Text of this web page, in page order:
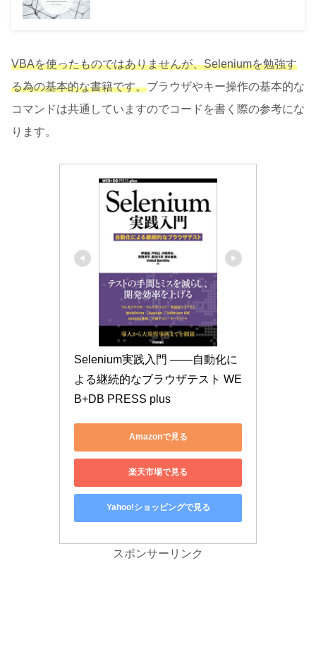
VBAを使ったものではありませんが、Seleniumを勉強す
る為の基本的な書籍です。ブラウザやキー操作の基本的な
コマンドは共通していますのでコードを書く際の参考にな
ります。
Selenium実践入門 ――自動化に
よる継続的なブラウザテスト WE
B+DB PRESS plus
Amazonで見る
楽天市場で見る
Yahoo!ショッピングで見る
スポンサーリンク